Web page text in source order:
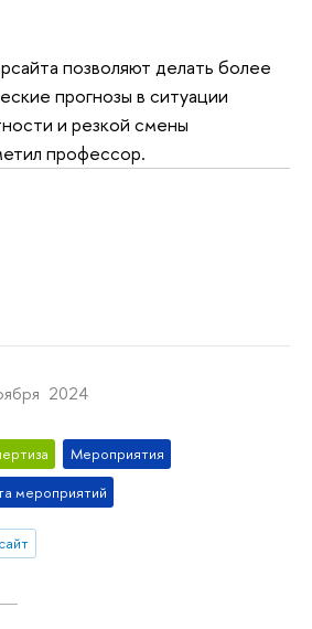
позволяют делать более
прогнозы в ситуации
и резкой смены
профессор.
2024
Мероприятия
мероприятий